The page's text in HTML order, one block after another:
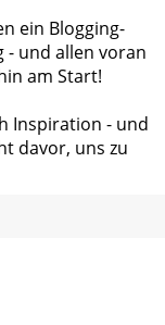
ein Blogging-
- und allen voran
am Start!
Inspiration - und
davor, uns zu